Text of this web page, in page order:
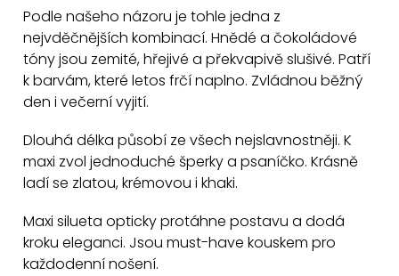
l
á
d
í
p
r
v
k
Podle našeho názoru je tohle jedna z
nejvděčnějších kombinací. Hnědé a čokoládové
tóny jsou zemité, hřejivé a překvapivě slušivé. Patří
k barvám, které letos frčí naplno. Zvládnou běžný
den i večerní vyjití.
Dlouhá délka působí ze všech nejslavnostněji. K
maxi zvol jednoduché šperky a psaníčko. Krásně
ladí se zlatou, krémovou i khaki.
Maxi silueta opticky protáhne postavu a dodá
kroku eleganci. Jsou must-have kouskem pro
každodenní nošení.